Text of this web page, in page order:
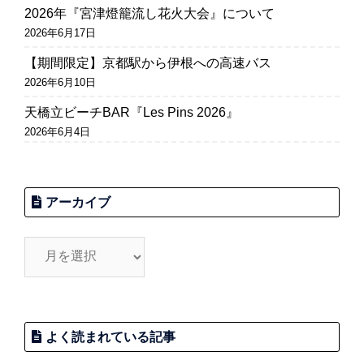
2026年『宮津燈籠流し花火大会』について
2026年6月17日
【期間限定】京都駅から伊根への高速バス
2026年6月10日
天橋立ビーチBAR『Les Pins 2026』
2026年6月4日
アーカイブ
よく読まれている記事